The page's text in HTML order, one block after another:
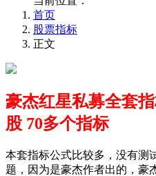
首页
股票指标
正文
豪杰红星私募全套
股 70多个指标
本套指标公式比较多，没有测
题，因为是豪杰作者出的，豪